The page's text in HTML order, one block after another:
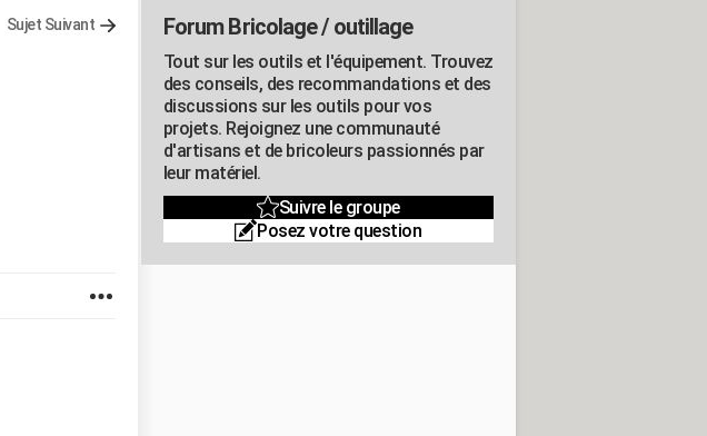
Sujet Suivant Forum Bricolage / outillage
Tout sur les outils et l'équipement. Trouvez
des conseils, des recommandations et des
discussions sur les outils pour vos
projets. Rejoignez une communauté
d'artisans et de bricoleurs passionnés par
leur matériel.
Suivre le groupe
Posez votre question